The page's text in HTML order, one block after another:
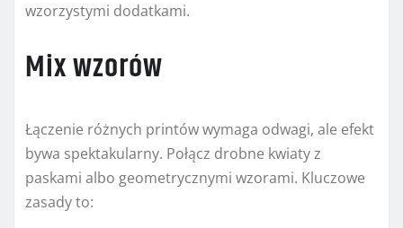
wzorzystymi dodatkami.
Mix wzorów
Łączenie różnych printów wymaga odwagi, ale efekt
bywa spektakularny. Połącz drobne kwiaty z
paskami albo geometrycznymi wzorami. Kluczowe
zasady to: